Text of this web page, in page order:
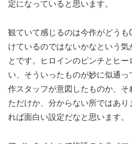
定になっていると思います。
観ていて感じるのは今作がどう
けているのではないかなという気
とです。ヒロインのピンチとヒ
い、そういったものが妙に似通っ
作スタッフが意図したものか、そ
ただけか、分からない所ではあ
れば面白い設定だなと思います。